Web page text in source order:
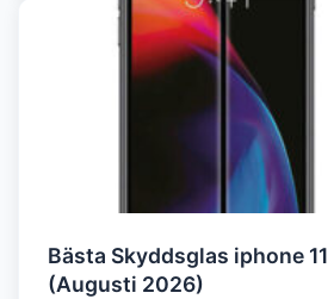
Bästa Skyddsglas iphone
(Augusti 2026)